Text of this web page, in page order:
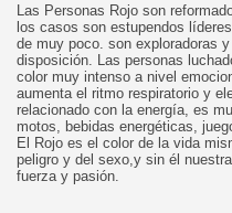
Las Personas Rojo son
los casos son estupendos
de muy poco. son exploradoras
disposición. Las personas
color muy intenso a nivel
aumenta el ritmo respiratorio y
relacionado con la energía, es
motos, bebidas energéticas,
El Rojo es el color de la vida
peligro y del sexo,y sin él
fuerza y pasión.